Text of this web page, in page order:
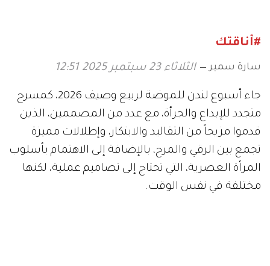
#أناقتك
سارة سمير الثلاثاء 23 سبتمبر 2025 12:51
جاء أسبوع لندن للموضة لربيع وصيف 2026، كمسرح
متجدد للإبداع والجرأة، مع عدد من المصممين، الذين
قدموا مزيجاً من التقاليد والابتكار، وإطلالات مميزة
تجمع بين الرقي والمرح، بالإضافة إلى الاهتمام بأسلوب
المرأة العصرية، التي تحتاج إلى تصاميم عملية، لكنها
مختلفة في نفس الوقت.